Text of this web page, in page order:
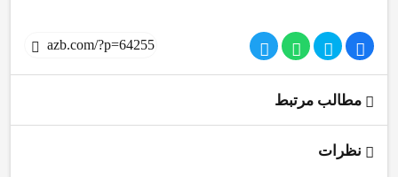
مطالب مرتبط
نظرات